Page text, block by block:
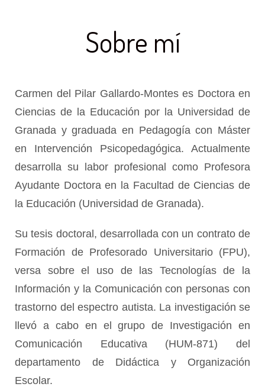
Sobre mí
Carmen del Pilar Gallardo-Montes es Doctora en
Ciencias de la Educación por la Universidad de
Granada ygraduada en Pedagogía con Máster
en Intervención Psicopedagógica. Actualmente
desarrolla su labor profesional como Profesora
Ayudante Doctora en la Facultad de Ciencias de
la Educación (Universidad de Granada).
Su tesis doctoral, desarrollada con un contrato de
Formación de Profesorado Universitario (FPU),
versa sobre el uso de las Tecnologías de la
Información y la Comunicación con personas con
trastorno del espectro autista. La investigación se
llevó a cabo en el grupo de Investigación en
Comunicación Educativa (HUM-871) del
departamento de Didáctica y Organización
Escolar.